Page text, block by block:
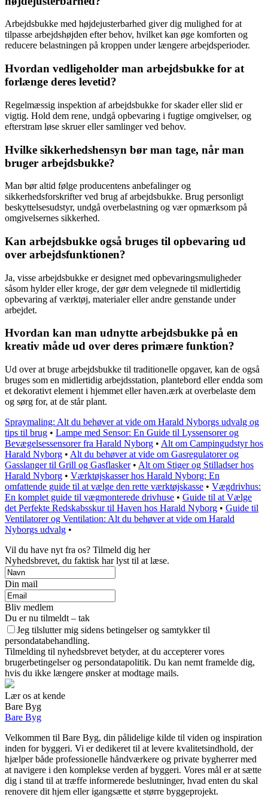
Arbejdsbukke med højdejusterbarhed giver dig mulighed for at
tilpasse arbejdshøjden efter behov, hvilket kan øge komforten og
reducere belastningen på kroppen under længere arbejdsperioder.
Hvordan vedligeholder man arbejdsbukke for at
forlænge deres levetid?
Regel­mæssig inspektion af arbejdsbukke for skader eller slid er
vigtig. Hold dem rene, undgå opbevaring i fugtige omgivelser, og
efterstram løse skruer eller samlinger ved behov.
Hvilke sikkerhedshensyn bør man tage, når man
bruger arbejdsbukke?
Man bør altid følge producentens anbefalinger og
sikkerhedsforskrifter ved brug af arbejdsbukke. Brug personligt
beskyttelsesudstyr, undgå overbelastning og vær opmærksom på
omgivelsernes sikkerhed.
Kan arbejdsbukke også bruges til opbevaring ud
over arbejdsfunktionen?
Ja, visse arbejdsbukke er designet med opbevaringsmuligheder
såsom hylder eller kroge, der gør dem velegnede til midlertidig
opbevaring af værktøj, materialer eller andre genstande under
arbejdet.
Hvordan kan man udnytte arbejdsbukke på en
kreativ måde ud over deres primære funktion?
Ud over at bruge arbejdsbukke til traditionelle opgaver, kan de også
bruges som en midlertidig arbejdsstation, plantebord eller endda som
et dekorativt element i hjemmet eller haven.ærk at overbelaste dem
og sørg for, at de står plant.
Spraymaling: Alt du behøver at vide om Harald Nyborgs udvalg og
tips til brug • Lampe med Sensor: En Guide til Lyssensorer og
Bevægelsessensorer fra Harald Nyborg • Alt om Campingudstyr hos
Harald Nyborg • Alt du behøver at vide om Gasregulatorer og
Gasslanger til Grill og Gasflasker• Alt om Stiger og Stilladser hos
Harald Nyborg • Værktøjskasser hos Harald Nyborg: En
omfattende guide til at vælge den rette værktøjskasse • Vægdrivhus:
En komplet guide til vægmonterede drivhuse • Guide til at Vælge
det Perfekte Redskabsskur til Haven hos Harald Nyborg • Guide til
Ventilatorer og Ventilation: Alt du behøver at vide om Harald
Nyborgs udvalg •
Vil du have nyt fra os? Tilmeld dig her
Nyhedsbrevet, du faktisk har lyst til at læse.
Din mail
Bliv medlem
Du er nu tilmeldt – tak
Jeg tilslutter mig sidens betingelser og samtykker til
persondatabehandling.
Tilmelding til nyhedsbrevet betyder, at du accepterer vores
brugerbetingelser og persondatapolitik. Du kan nemt framelde dig,
hvis du ikke længere ønsker at modtage mails.
Lær os at kende
Bare Byg
Bare Byg
Velkommen til Bare Byg, din pålidelige kilde til viden og inspiration
inden for byggeri. Vi er dedikeret til at levere kvalitetsindhold, der
hjælper både professionelle håndværkere og private bygherrer med
at navigere i den komplekse verden af byggeri. Vores mål er at sætte
dig i stand til at træffe informerede beslutninger, hvad enten du skal
renovere dit hjem eller igangsætte et større byggeprojekt.